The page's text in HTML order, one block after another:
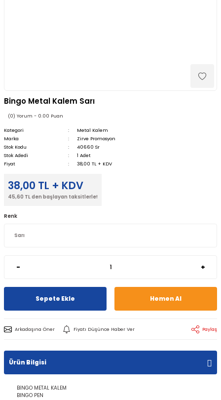
Bingo Metal Kalem Sarı
(0) Yorum - 0.00 Puan
Kategori
Metal Kalem
Marka
Zirve Promosyon
Stok Kodu
40660 Sr
Stok Adedi
1 Adet
Fiyat
38,00 TL + KDV
38,00 TL + KDV
45,60 TL den başlayan taksitlerle!
Renk
- +
Sepete Ekle Hemen Al
Arkadaşına Öner Fiyatı Düşünce Haber Ver Paylaş
Ürün Bilgisi
BİNGO METAL KALEM
BINGO PEN